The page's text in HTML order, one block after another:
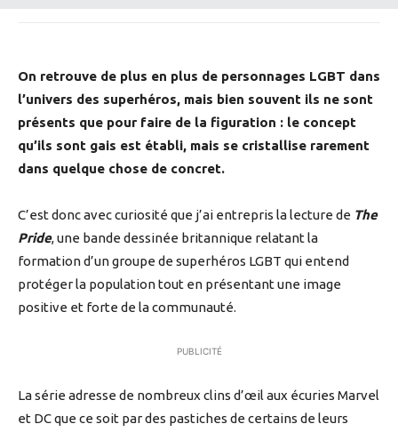
On retrouve de plus en plus de personnages LGBT dans
l’univers des superhéros, mais bien souvent ils ne sont
présents que pour faire de la figuration : le concept
qu’ils sont gais est établi, mais se cristallise rarement
dans quelque chose de concret.
C’est donc avec curiosité que j’ai entrepris la lecture de The
Pride, une bande dessinée britannique relatant la
formation d’un groupe de superhéros LGBT qui entend
protéger la population tout en présentant une image
positive et forte de la communauté.
PUBLICITÉ
La série adresse de nombreux clins d’œil aux écuries Marvel
et DC que ce soit par des pastiches de certains de leurs